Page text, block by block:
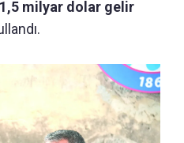
milyar dolar gelir